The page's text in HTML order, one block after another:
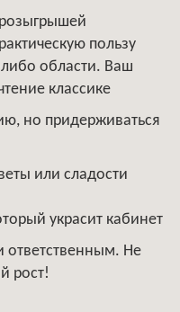
пользу
области. Ваш
классике
но придерживаться
или сладости
украсит кабинет
ответственным. Не
рост!